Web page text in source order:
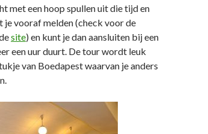
met een hoop spullen uit die tijd en
je vooraf melden (check voor de
site) en kunt je dan aansluiten bij een
een uur duurt. De tour wordt leuk
van Boedapest waarvan je anders